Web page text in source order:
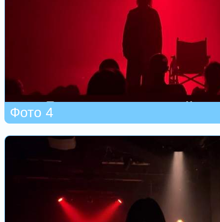
Фото 4